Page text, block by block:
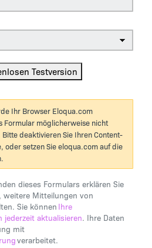
Ihr Browser Eloqua.com
Formular möglicherweise nicht
deaktivieren Sie Ihren Content-
oder setzen Sie eloqua.com auf die
dieses Formulars erklären Sie
Mitteilungen von
Sie können Ihre
aktualisieren. Ihre Daten
mit
verarbeitet.